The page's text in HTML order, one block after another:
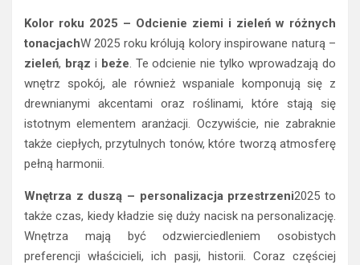
Kolor roku 2025 – Odcienie ziemi i zieleń w różnych
tonacjachW 2025 roku królują kolory inspirowane naturą –
zieleń, brąz i beże. Te odcienie nie tylko wprowadzają do
wnętrz spokój, ale również wspaniale komponują się z
drewnianymi akcentami oraz roślinami, które stają się
istotnym elementem aranżacji. Oczywiście, nie zabraknie
także ciepłych, przytulnych tonów, które tworzą atmosferę
pełną harmonii.
Wnętrza z duszą – personalizacja przestrzeni2025 to
także czas, kiedy kładzie się duży nacisk na personalizację.
Wnętrza mają być odzwierciedleniem osobistych
preferencji właścicieli, ich pasji, historii. Coraz częściej